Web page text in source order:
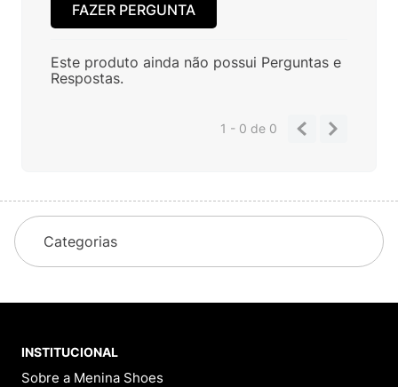
FAZER PERGUNTA
Este produto ainda não possui Perguntas e
Respostas.
1 - 0de 0
Categorias
INSTITUCIONAL
Sobre a Menina Shoes